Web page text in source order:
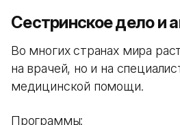
Сестринское дело и
Во многих странах мира
на врачей, но и на
медицинской помощи.
Программы: